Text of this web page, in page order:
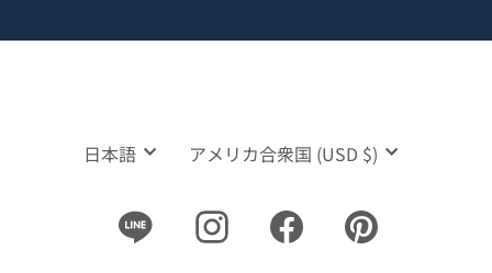
言
日本語
通
アメリカ合衆国 (USD $)
Instagram Facebook